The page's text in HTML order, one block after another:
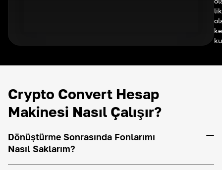
Crypto Convert Hesap
Makinesi Nasıl Çalışır?
Dönüştürme Sonrasında Fonlarımı
Nasıl Saklarım?